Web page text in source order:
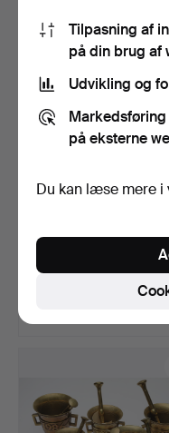
PARTI
3 dage
Tilpasning af
på din brug af
Udvikling og
på eksterne
Du kan læse mere i